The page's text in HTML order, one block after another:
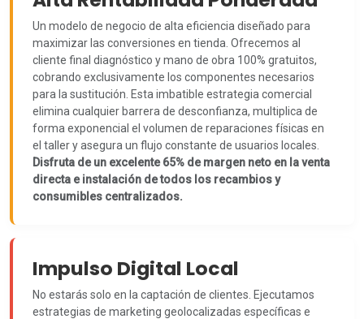
Un modelo de negocio de alta eficiencia diseñado para
maximizar las conversiones en tienda. Ofrecemos al
cliente final diagnóstico y mano de obra 100% gratuitos,
cobrando exclusivamente los componentes necesarios
para la sustitución. Esta imbatible estrategia comercial
elimina cualquier barrera de desconfianza, multiplica de
forma exponencial el volumen de reparaciones físicas en
el taller y asegura un flujo constante de usuarios locales.
Disfruta de un excelente 65% de margen neto en la venta
directa e instalación de todos los recambios y
consumibles centralizados.
Impulso Digital Local
No estarás solo en la captación de clientes. Ejecutamos
estrategias de marketing geolocalizadas específicas e